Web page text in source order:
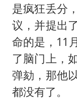
是疯狂丢分
议，并提出
命的是，11
了脑门上，
弹劾，那他
都没有了。